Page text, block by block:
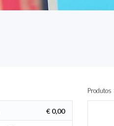
Produtos
€ 0,00